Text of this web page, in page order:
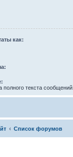
как:
полного текста сообщений.
Список форумов